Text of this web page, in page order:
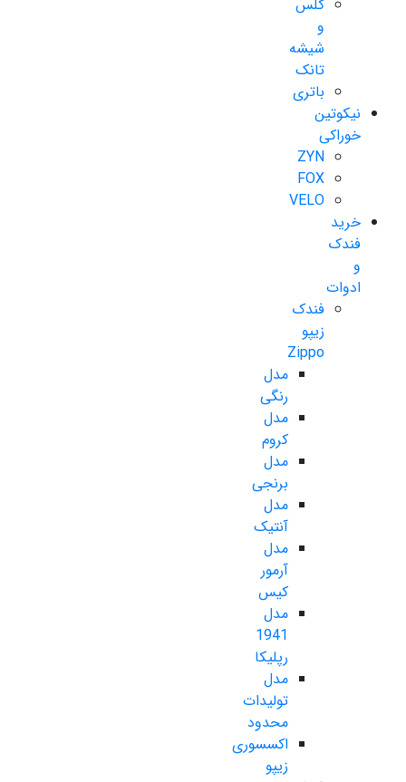
گلس
و
شیشه
تانک
باتری
نیکوتین
خوراکی
ZYN
FOX
VELO
خرید
فندک
و
ادوات
فندک
زیپو
Zippo
مدل
رنگی
مدل
کروم
مدل
برنجی
مدل
آنتیک
مدل
آرمور
کیس
مدل
1941
رپلیکا
مدل
تولیدات
محدود
اکسسوری
زیپو